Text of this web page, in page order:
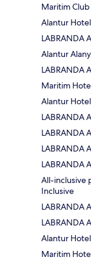
Maritim
Alantur
LABRANDA
Alantur
LABRANDA
Maritim
Alantur Hotel
LABRANDA
LABRANDA
LABRANDA
LABRANDA
All-inclusive
Inclusive
LABRANDA
LABRANDA
Alantur Hotel
Maritim